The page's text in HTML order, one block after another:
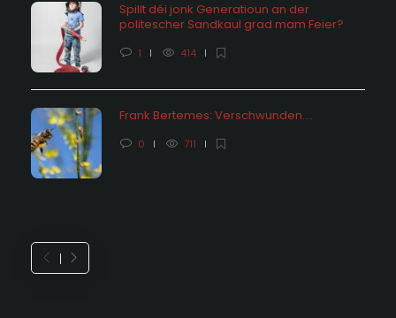
Spillt déi jonk Generatioun an der
politescher Sandkaul grad mam Feier?
1 414
Frank Bertemes: Verschwunden….
0 711